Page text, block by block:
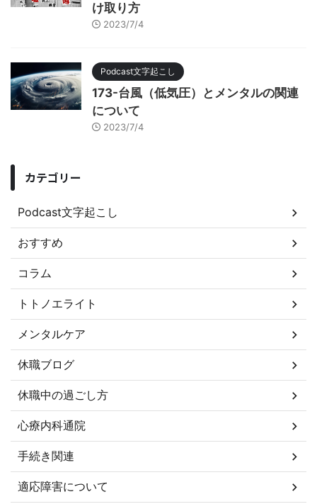
け取り方
2023/7/4
Podcast文字起こし
173-台風（低気圧）とメンタルの関連
について
2023/7/4
カテゴリー
Podcast文字起こし
おすすめ
コラム
トトノエライト
メンタルケア
休職ブログ
休職中の過ごし方
心療内科通院
手続き関連
適応障害について